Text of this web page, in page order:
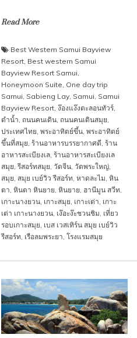
Read More
Best Western Samui Bayview
Resort, Best western Samui
Bayview Resort Samui
Honeymoon Suite One day trip
Samui Sabieng Lay, Samui Samui
Bayview Resort, ง๊องแง๊งตะลอนทัวร์,
ดำน้ำ ถนนคนเดิน, ถนนคนเดินสมุย
ประเทศไทย พระอาทิตย์ขึ้น, พระอาทิตย์
ขึ้นที่สมุย ร้านอาหารบรรยากาศดี ร้าน
อาหารสะเบียงเล, ร้านอาหารสะเบียงเล
สมุย ,รีสอร์ทสมุย วัดจีน, วัดพระใหญ่,
สมุย สมุย เบย์วิว รีสอร์ท หาดละไม หิน
ตา หินตา หินยาย หินยาย ฮานีมูน สวีท
เกาะนางยวน, เกาะสมุย เกาะเต่า เกาะ
เต่า เกาะนางยวน, เง๊อะง๊ะชวนชิม เที่ยว
รอบเกาะสมุย เบส เวสเทิร์น สมุย เบย์วิว
รีสอร์ท เรือลมพระยา โรงแรมสมุย